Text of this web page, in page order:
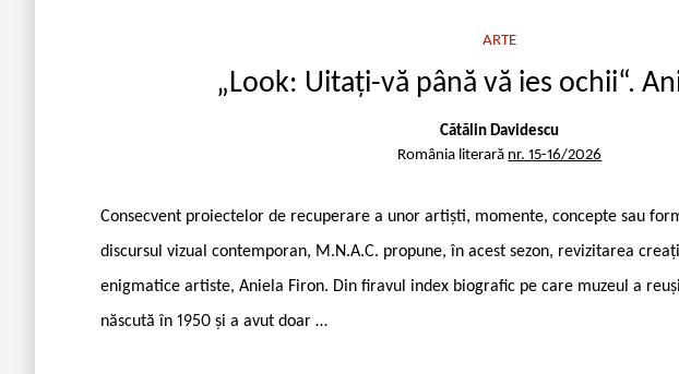
ARTE
„Look: Uitați-vă până vă ies ochii“.
Cătălin Davidescu
România literară nr. 15-16/2026
Consecvent proiectelor de recuperare a unor artiști, momente, concepte sau
discursul vizual contemporan, M.N.A.C. propune, în acest sezon, revizitarea
enigmatice artiste, Aniela Firon. Din firavul index biografic pe care muzeul a
născută în 1950 și a avut doar …